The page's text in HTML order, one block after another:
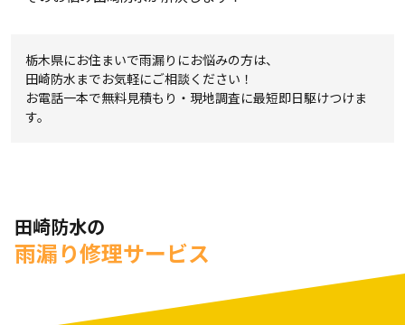
栃木県にお住まいで雨漏りにお悩みの方は、
田崎防水までお気軽にご相談ください！
お電話一本で無料見積もり・現地調査に最短即日駆けつけま
す。
田崎防水の
雨漏り修理サービス